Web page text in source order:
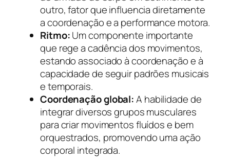
outro, fator que influencia diretamente
a coordenação e a performance motora.
Ritmo:Um componente importante
que rege a cadência dos movimentos,
estando associado à coordenação e à
capacidade de seguir padrões musicais
e temporais.
Coordenação global:A habilidade de
integrar diversos grupos musculares
para criar movimentos fluídos e bem
orquestrados, promovendo uma ação
corporal integrada.